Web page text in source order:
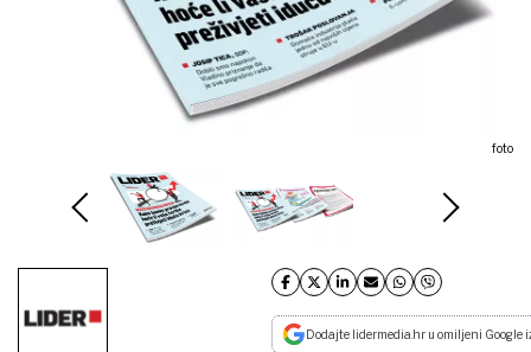
foto
Dodajte lidermedia.hr u omiljeni Google